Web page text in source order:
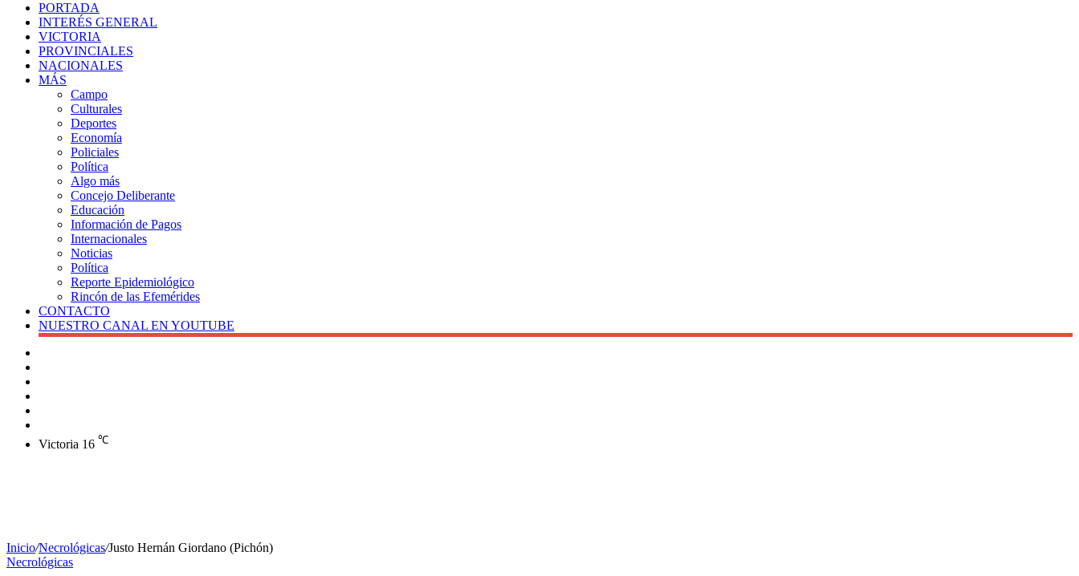
PORTADA
INTERÉS GENERAL
VICTORIA
PROVINCIALES
NACIONALES
MÁS
Campo
Culturales
Deportes
Economía
Policiales
Política
Algo más
Concejo Deliberante
Educación
Información de Pagos
Internacionales
Noticias
Política
Reporte Epidemiológico
Rincón de las Efemérides
CONTACTO
NUESTRO CANAL EN YOUTUBE
Victoria 16 ℃
Inicio/Necrológicas/Justo Hernán Giordano (Pichón)
Necrológicas